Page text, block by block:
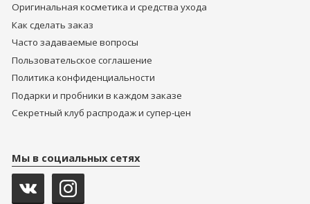
Оригинальная косметика и средства ухода
Как сделать заказ
Часто задаваемые вопросы
Пользовательское соглашение
Политика конфиденциальности
Подарки и пробники в каждом заказе
Секретный клуб распродаж и супер-цен
Мы в социальных сетях